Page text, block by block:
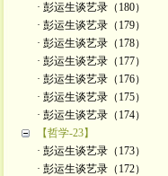
· 彭运生谈艺录（180）
· 彭运生谈艺录（179）
· 彭运生谈艺录（178）
· 彭运生谈艺录（177）
· 彭运生谈艺录（176）
· 彭运生谈艺录（175）
· 彭运生谈艺录（174）
【哲学-23】
· 彭运生谈艺录（173）
· 彭运生谈艺录（172）